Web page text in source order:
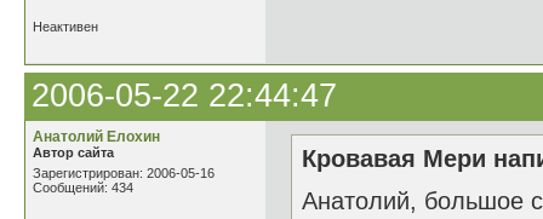
Неактивен
2006-05-22 22:44:47
Анатолий Елохин
Автор сайта
Зарегистрирован: 2006-05-16
Сообщений: 434
Кровавая Мери
Анатолий, большое